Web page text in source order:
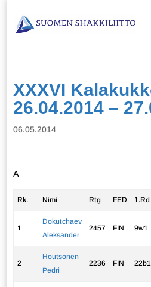
XXXVI
26.04.2014 –
06.05.2014
A
Rk. Nimi Rtg FED 1.Rd
1
Dokutchaev
Aleksander
2457 FIN 9w1
2
Houtsonen
Pedri
2236 FIN 22b1